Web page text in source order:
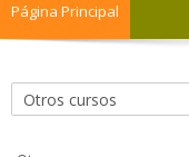
Página Principal
Categorías